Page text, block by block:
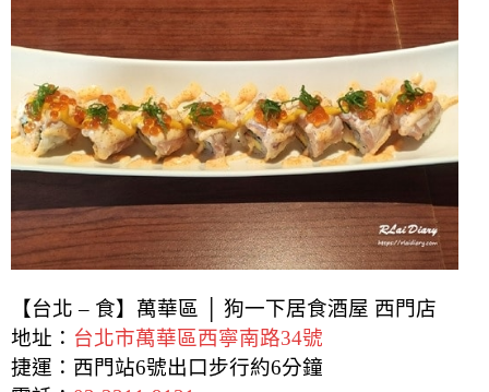
【台北 – 食】萬華區 │ 狗一下居食酒屋 西門店
地址： 台北市萬華區西寧南路34號
捷運：西門站6號出口步行約6分鐘